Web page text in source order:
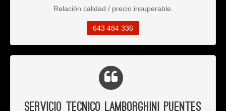
Relación calidad / precio insuperable.
643 484 336
Servicio Tecnico Lamborghini Puentes